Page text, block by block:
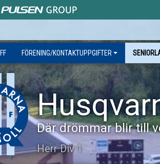
FÖRENING/KONTAKTUPPGIFTER
Där drömmar blir till
Herr Div 1